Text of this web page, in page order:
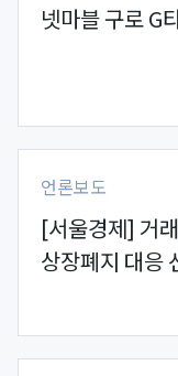
넷마블 구로 G
언론보도
[서울경제] 거
상장폐지 대응